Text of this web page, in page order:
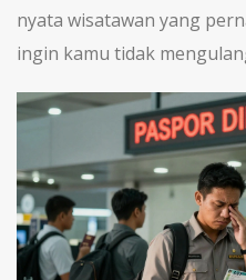
nyata wisatawan yang
ingin kamu tidak